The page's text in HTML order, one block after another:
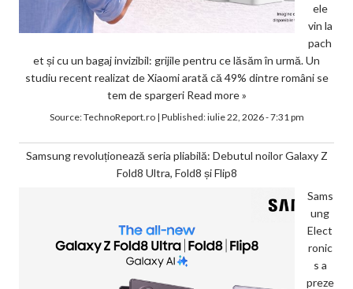
ele
vin la
pach
et și cu un bagaj invizibil: grijile pentru ce lăsăm în urmă. Un
studiu recent realizat de Xiaomi arată că 49% dintre români se
tem de spargeri Read more »
Source:TechnoReport.ro| Published:iulie 22, 2026 - 7:31 pm
Samsung revoluționează seria pliabilă: Debutul noilor Galaxy Z
Fold8 Ultra, Fold8 și Flip8
Sams
ung
Elect
ronic
s a
preze